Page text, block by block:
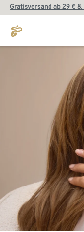
Gratisversand ab 29 €